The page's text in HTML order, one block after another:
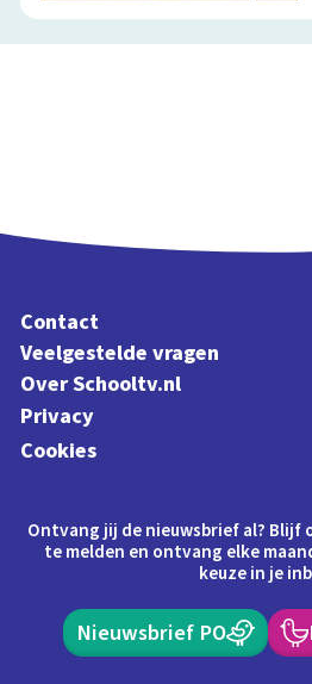
Contact
Veelgestelde vragen
Over Schooltv.nl
Privacy
Cookies
Ontvang jij de nieuwsbrief al? Blijf
te melden en ontvang elke
keuze in je
Nieuwsbrief PO